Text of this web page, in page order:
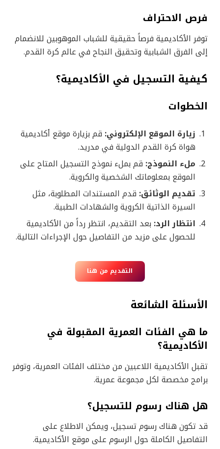
فرص الاحتراف
توفر الأكاديمية فرصاً حقيقية للشباب الموهوبين للانضمام
إلى الفرق الشبابية وتحقيق النجاح في عالم كرة القدم.
كيفية التسجيل في الأكاديمية؟
الخطوات
زيارة الموقع الإلكتروني: قم بزيارة موقع أكاديمية
هواة كرة القدم الدولية في مدريد.
ملء النموذج: قم بملء نموذج التسجيل المتاح على
الموقع بمعلوماتك الشخصية والكروية.
تقديم الوثائق: قدم المستندات المطلوبة، مثل
السيرة الذاتية الكروية والشهادات الطبية.
انتظار الرد: بعد التقديم، انتظر رداً من الأكاديمية
للحصول على مزيد من التفاصيل حول الإجراءات التالية.
التقديم من هنا
الأسئلة الشائعة
ما هي الفئات العمرية المقبولة في
الأكاديمية؟
تقبل الأكاديمية اللاعبين من مختلف الفئات العمرية، وتوفر
برامج مخصصة لكل مجموعة عمرية.
هل هناك رسوم للتسجيل؟
قد تكون هناك رسوم تسجيل، ويمكن الاطلاع على
التفاصيل الكاملة حول الرسوم على موقع الأكاديمية.